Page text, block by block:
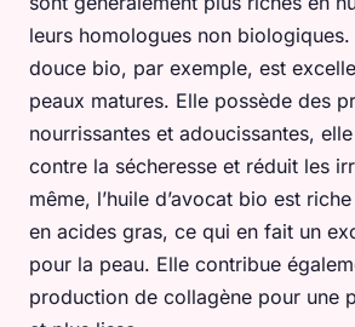
leurs homologues non biologiques.
douce bio, par exemple, est
peaux matures. Elle possède des
nourrissantes et adoucissantes,
contre la sécheresse et réduit les
même, l’huile d’avocat bio est
en acides gras, ce qui en fait un
pour la peau. Elle contribue
production de collagène pour une